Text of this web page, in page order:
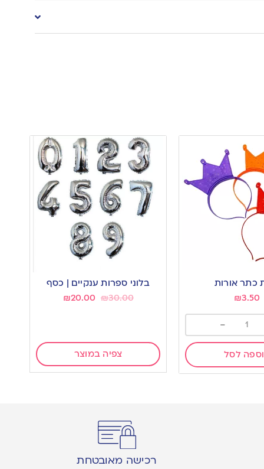
כתר אורות
₪3.50
-
לסל
בלוני ספרות ענקיים | כסף
₪30.00
₪20.00
צפיה במוצר
רכישה מאובטחת